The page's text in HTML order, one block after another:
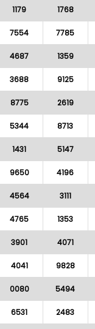
1179 1768
7554 7785
4687 1359
3688 9125
8775 2619
5344 8713
1431 5147
9650 4196
4564 3111
4765 1353
3901 4071
4041 9828
0080 5494
6531 2483